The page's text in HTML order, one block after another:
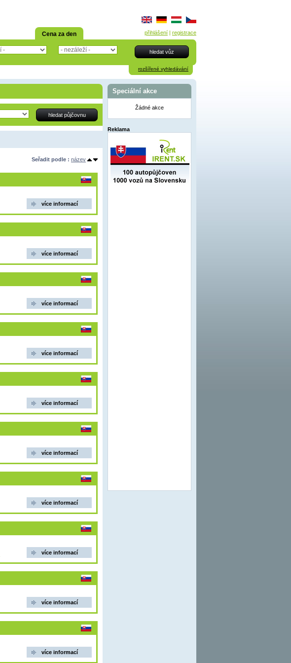
Cena za den přihlášení | registrace
rozšířené vyhledávání
Seřadit podle : název
více informací
více informací
více informací
více informací
více informací
více informací
více informací
více informací
více informací
více informací
Speciální akce
Žádné akce
Reklama